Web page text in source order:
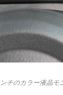
チのカラー液晶モ